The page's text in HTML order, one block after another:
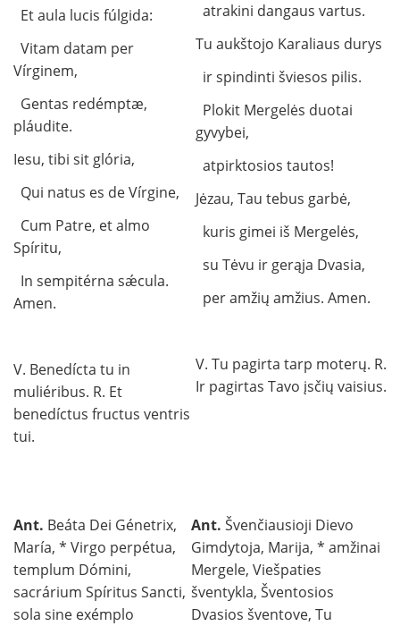
Et aula lucis fúlgida:
Vitam datam per
Vírginem,
Gentas redémptæ,
pláudite.
Iesu, tibi sit glória,
Qui natus es de Vírgine,
Cum Patre, et almo
Spíritu,
In sempitérna sǽcula.
Amen.
V. Benedícta tu in
muliéribus. R. Et
benedíctus fructus ventris
tui.
atrakini dangaus vartus.
Tu aukštojo Karaliaus durys
ir spindinti šviesos pilis.
Plokit Mergelės duotai
gyvybei,
atpirktosios tautos!
Jėzau, Tau tebus garbė,
kuris gimei iš Mergelės,
su Tėvu ir gerąja Dvasia,
per amžių amžius. Amen.
V. Tu pagirta tarp moterų. R.
Ir pagirtas Tavo įsčių vaisius.
Ant. Beáta Dei Génetrix,
María, * Virgo perpétua,
templum Dómini,
sacrárium Spíritus Sancti,
sola sine exémplo
Ant. Švenčiausioji Dievo
Gimdytoja, Marija, * amžinai
Mergele, Viešpaties
šventykla, Šventosios
Dvasios šventove, Tu